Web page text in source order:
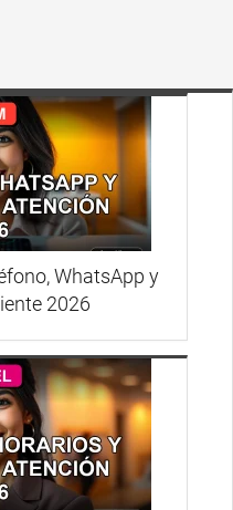
WhatsApp y
2026